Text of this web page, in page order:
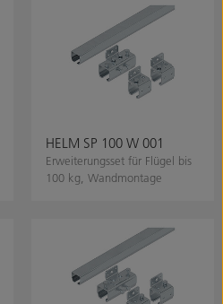
HELM SP 100 W 001
Erweiterungsset für Flügel bis
100 kg, Wandmontage